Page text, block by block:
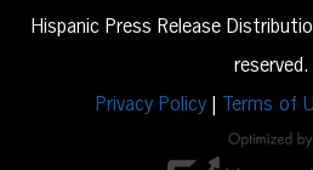
Hispanic Press Release
reserved.
Privacy Policy
Terms of